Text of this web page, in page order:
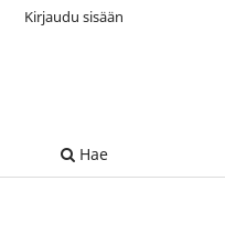
Hae
Kirjaudu sisään